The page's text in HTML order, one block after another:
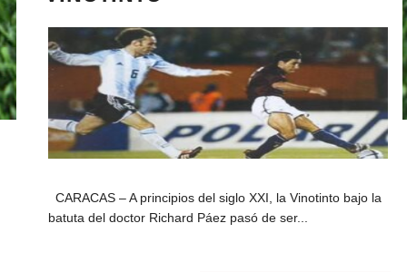
CARACAS – A principios del siglo XXI, la Vinotinto bajo la
batuta del doctor Richard Páez pasó de ser...